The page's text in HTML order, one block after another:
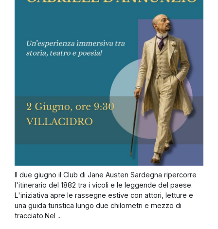
Il due giugno il Club di Jane Austen Sardegna ripercorre
l'itinerario del 1882 tra i vicoli e le leggende del paese.
L'iniziativa apre le rassegne estive con attori, letture e
una guida turistica lungo due chilometri e mezzo di
tracciato.Nel ...